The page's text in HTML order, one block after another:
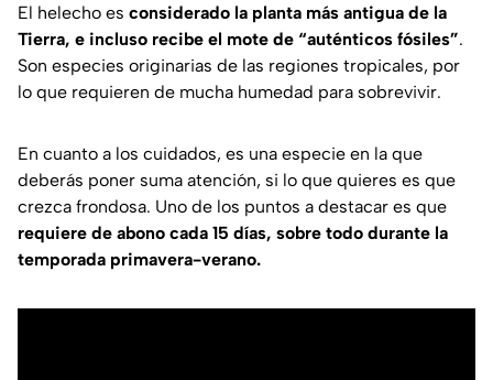
El helecho es considerado la planta más antigua de la
Tierra, e incluso recibe el mote de “auténticos fósiles”.
Son especies originarias de las regiones tropicales, por
lo que requieren de mucha humedad para sobrevivir.
En cuanto a los cuidados, es una especie en la que
deberás poner suma atención, si lo que quieres es que
crezca frondosa. Uno de los puntos a destacar es que
requiere de abono cada 15 días, sobre todo durante la
temporada primavera-verano.